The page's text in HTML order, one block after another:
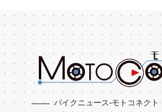
バイクニュース-モトコネクト